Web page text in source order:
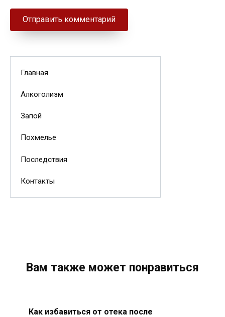
Главная
Алкоголизм
Запой
Похмелье
Последствия
Контакты
Вам также может понравиться
Как избавиться от отека после